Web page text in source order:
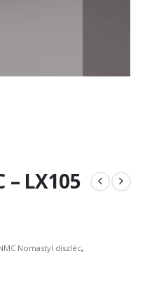
LX105
Nomastyl díszléc,